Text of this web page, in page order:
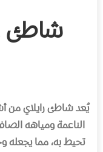
يُعد شاطئ رايلاي من
الناعمة ومياهه
تحيط به، مما يجعله